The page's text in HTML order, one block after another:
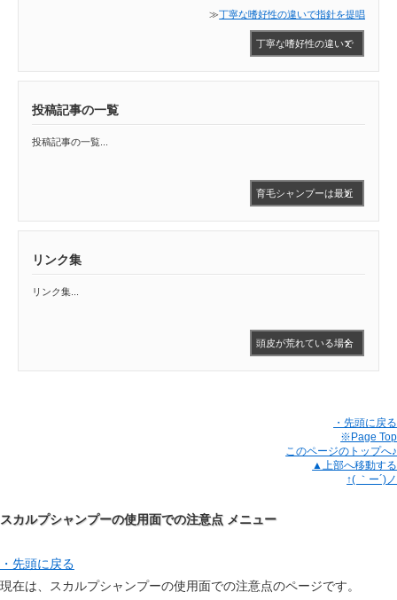
≫丁寧な嗜好性の違いで指針を提唱
丁寧な嗜好性の違いで
投稿記事の一覧
投稿記事の一覧...
育毛シャンプーは最近
リンク集
リンク集...
頭皮が荒れている場合
・先頭に戻る
※Page Top
このページのトップへ♪
▲上部へ移動する
↑( ｀ー´)ノ
スカルプシャンプーの使用面での注意点 メニュー
・先頭に戻る
現在は、スカルプシャンプーの使用面での注意点のページです。